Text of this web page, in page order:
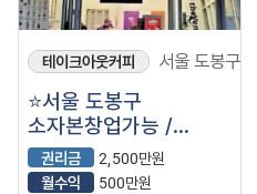
테이크아웃커피 서울 도봉구
⭐서울 도봉구
소자본창업가능 /
1인운영가능 / 자리잡혀
운영중인 ＂더벤티＂⭐
권리금
2,500만원
월수익
500만원